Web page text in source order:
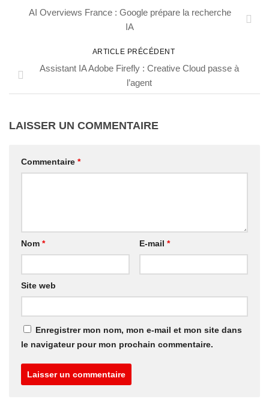
AI Overviews France : Google prépare la recherche
IA
ARTICLE PRÉCÉDENT
Assistant IA Adobe Firefly : Creative Cloud passe à
l’agent
LAISSER UN COMMENTAIRE
Commentaire *
Nom * E-mail *
Site web
Enregistrer mon nom, mon e-mail et mon site dans
le navigateur pour mon prochain commentaire.